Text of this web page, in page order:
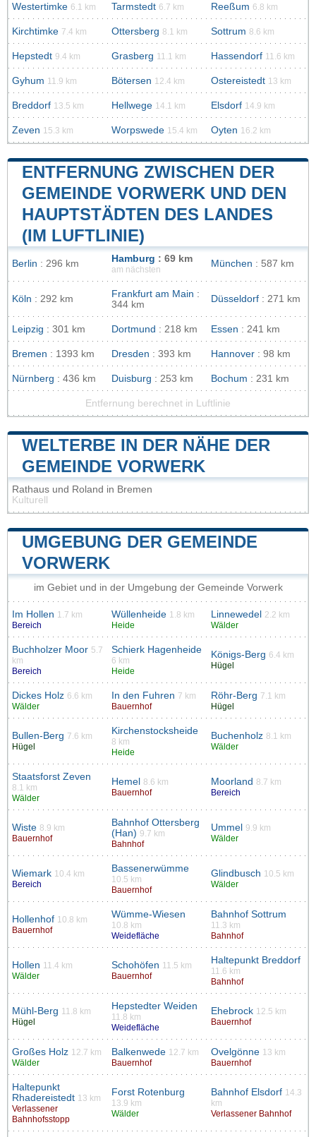
Westertimke 6.1 km Tarmstedt 6.7 km Reeßum 6.8 km
Kirchtimke 7.4 km Ottersberg 8.1 km Sottrum 8.6 km
Hepstedt 9.4 km Grasberg 11.1 km Hassendorf 11.6 km
Gyhum 11.9 km Bötersen 12.4 km Ostereistedt 13 km
Breddorf 13.5 km Hellwege 14.1 km Elsdorf 14.9 km
Zeven 15.3 km Worpswede 15.4 km Oyten 16.2 km
ENTFERNUNG ZWISCHEN DER
GEMEINDE VORWERK UND DEN
HAUPTSTÄDTEN DES LANDES
(IM LUFTLINIE)
Berlin : 296 km Hamburg : 69 km
am nächsten
München : 587 km
Köln : 292 km Frankfurt am Main :
344 km
Düsseldorf : 271 km
Leipzig : 301 km Dortmund : 218 km Essen : 241 km
Bremen : 1393 km Dresden : 393 km Hannover : 98 km
Nürnberg : 436 km Duisburg : 253 km Bochum : 231 km
Entfernung berechnet in Luftlinie
WELTERBE IN DER NÄHE DER
GEMEINDE VORWERK
Rathaus und Roland in Bremen
Kulturell
UMGEBUNG DER GEMEINDE
VORWERK
im Gebiet und in der Umgebung der Gemeinde Vorwerk
Im Hollen 1.7 km
Bereich
Wüllenheide 1.8 km
Heide
Linnewedel 2.2 km
Wälder
Buchholzer Moor 5.7
km
Bereich
Schierk Hagenheide
6 km
Heide
Königs-Berg 6.4 km
Hügel
Dickes Holz 6.6 km
Wälder
In den Fuhren 7 km
Bauernhof
Röhr-Berg 7.1 km
Hügel
Bullen-Berg 7.6 km
Hügel
Kirchenstocksheide
8 km
Heide
Buchenholz 8.1 km
Wälder
Staatsforst Zeven
8.1 km
Wälder
Hemel 8.6 km
Bauernhof
Moorland 8.7 km
Bereich
Wiste 8.9 km
Bauernhof
Bahnhof Ottersberg
(Han) 9.7 km
Bahnhof
Ummel 9.9 km
Wälder
Wiemark 10.4 km
Bereich
Bassenerwümme
10.5 km
Bauernhof
Glindbusch 10.5 km
Wälder
Hollenhof 10.8 km
Bauernhof
Wümme-Wiesen
10.8 km
Weidefläche
Bahnhof Sottrum
11.3 km
Bahnhof
Hollen 11.4 km
Wälder
Schohöfen 11.5 km
Bauernhof
Haltepunkt Breddorf
11.6 km
Bahnhof
Mühl-Berg 11.8 km
Hügel
Hepstedter Weiden
11.8 km
Weidefläche
Ehebrock 12.5 km
Bauernhof
Großes Holz 12.7 km
Wälder
Balkenwede 12.7 km
Bauernhof
Ovelgönne 13 km
Bauernhof
Haltepunkt
Rhadereistedt 13 km
Verlassener
Bahnhofsstopp
Forst Rotenburg
13.9 km
Wälder
Bahnhof Elsdorf 14.3
km
Verlassener Bahnhof